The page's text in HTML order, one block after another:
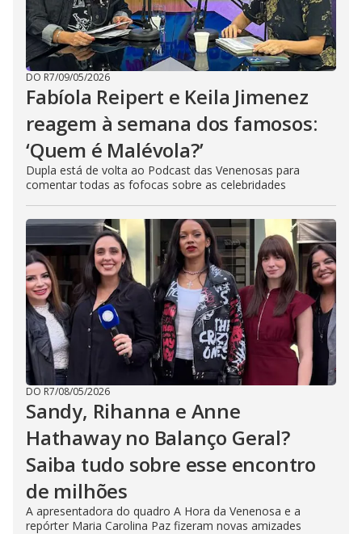
DO R7/09/05/2026
Fabíola Reipert e Keila Jimenez
reagem à semana dos famosos:
‘Quem é Malévola?’
Dupla está de volta ao Podcast das Venenosas para
comentar todas as fofocas sobre as celebridades
DO R7/08/05/2026
Sandy, Rihanna e Anne
Hathaway no Balanço Geral?
Saiba tudo sobre esse encontro
de milhões
A apresentadora do quadro A Hora da Venenosa e a
repórter Maria Carolina Paz fizeram novas amizades